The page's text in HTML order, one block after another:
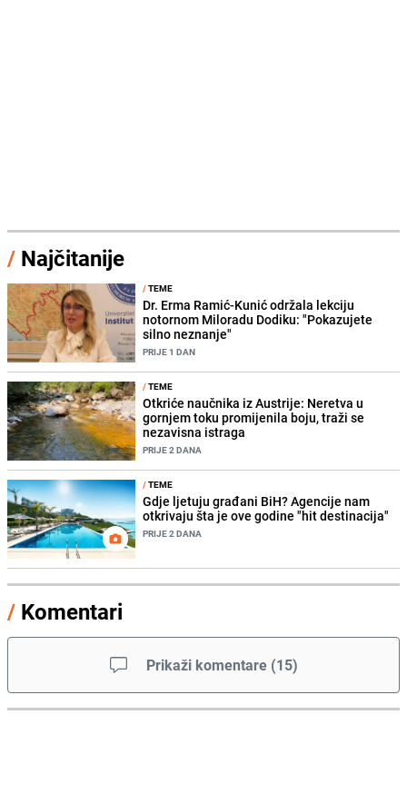
/ Najčitanije
/TEME
Dr. Erma Ramić-Kunić održala lekciju
notornom Miloradu Dodiku: "Pokazujete
silno neznanje"
PRIJE 1 DAN
/TEME
Otkriće naučnika iz Austrije: Neretva u
gornjem toku promijenila boju, traži se
nezavisna istraga
PRIJE 2 DANA
/TEME
Gdje ljetuju građani BiH? Agencije nam
otkrivaju šta je ove godine "hit destinacija"
PRIJE 2 DANA
/ Komentari
Prikaži komentare (15)